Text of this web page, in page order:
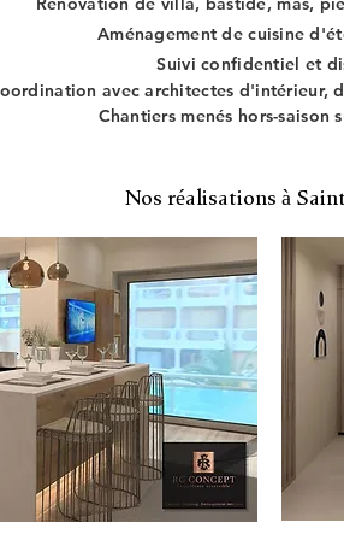
Aménagement de cuisine
Suivi confidentiel et
avec architectes d'intérieur,
Chantiers menés hors-saison
Nos réalisations à